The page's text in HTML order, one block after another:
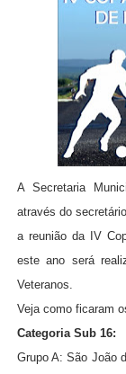
A Secretaria
através do
a reunião da IV
este ano será
Veteranos.
Veja como ficaram
Categoria Sub 16:
Grupo A: São João